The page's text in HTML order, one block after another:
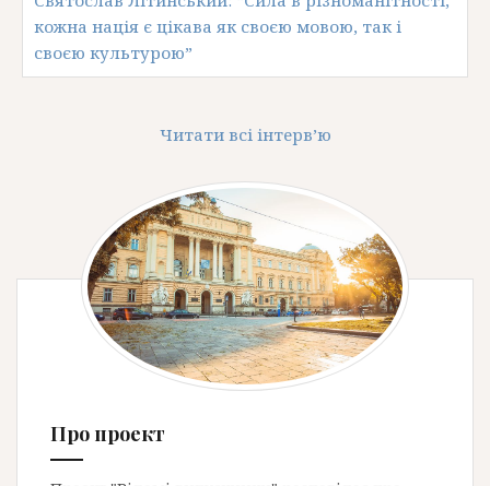
кожна нація є цікава як своєю мовою, так і
своєю культурою”
Читати всі інтерв’ю
Про проект